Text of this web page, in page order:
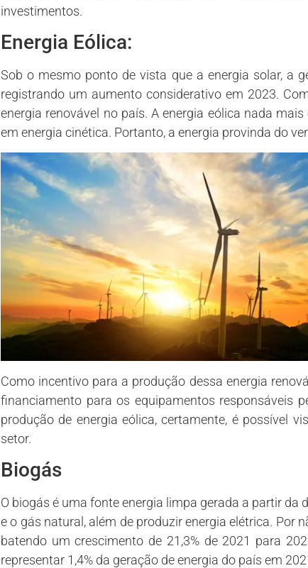
investimentos.
Energia Eólica:
Sob o mesmo ponto de vista que a energia solar, a
registrando um aumento considerativo em 2023.
energia renovável no país. A energia eólica nada
em energia cinética. Portanto, a energia provinda do
Como incentivo para a produção dessa energia
financiamento para os equipamentos responsáveis
produção de energia eólica, certamente, é possível
setor.
Biogás
O biogás é uma fonte energia limpa gerada a partir da
e o gás natural, além de produzir energia elétrica. Por
batendo um crescimento de 21,3% de 2021 para
representar 1,4% da geração de energia do país em